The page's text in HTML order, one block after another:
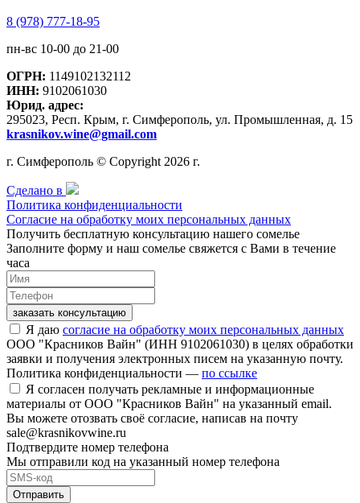
8 (978) 777-18-95
пн-вс 10-00 до 21-00
ОГРН: 1149102132112
ИНН: 9102061030
Юрид. адрес:
295023, Респ. Крым, г. Симферополь, ул. Промышленная, д. 15
krasnikov.wine@gmail.com
г. Симферополь © Copyright 2026 г.
Сделано в
Политика конфиденциальности
Согласие на обработку моих персональных данных
Получить бесплатную консультацию нашего сомелье
Заполните форму и наш сомелье свяжется с Вами в течение
часа
заказать консультацию
Я даю согласие на обработку моих персональных данных
ООО "Красников Вайн" (ИНН 9102061030) в целях обработки
заявки и получения электронных писем на указанную почту.
Политика конфиденциальности — по ссылке
Я согласен получать рекламные и информационные
материалы от ООО "Красников Вайн" на указанный email.
Вы можете отозвать своё согласие, написав на почту
sale@krasnikovwine.ru
Подтвердите номер телефона
Мы отправили код на указанный номер телефона
Отправить